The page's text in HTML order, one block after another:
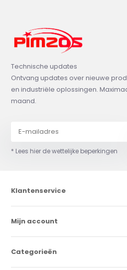
Technische updates
Ontvang updates over nieuwe
en industriële oplossingen.
maand.
* Lees hier de wettelijke beperkingen
Klantenservice
Mijn account
Categorieën